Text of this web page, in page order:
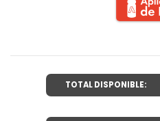
TOTAL DISPONIBLE: